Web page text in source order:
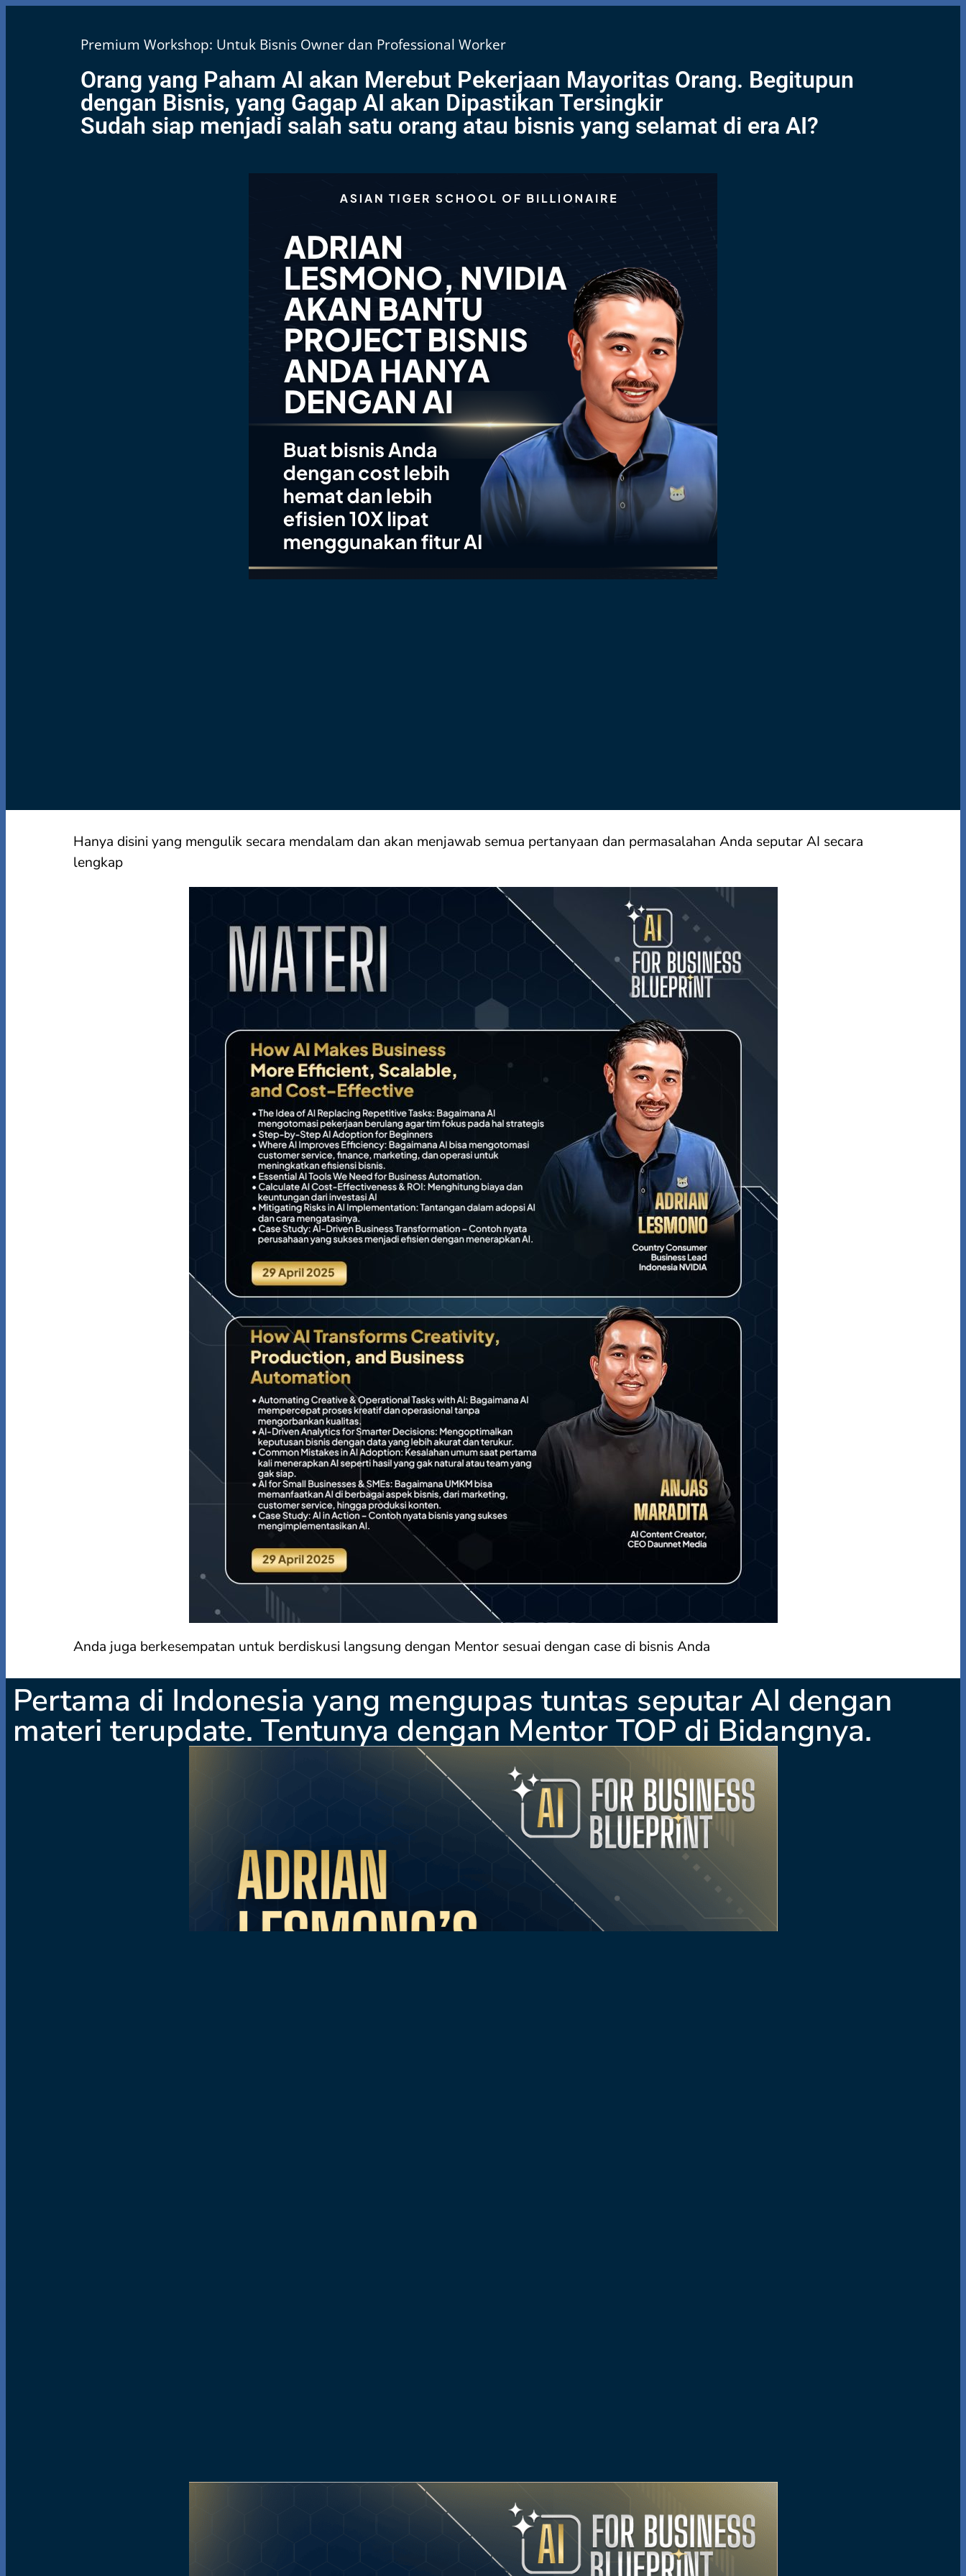
Premium Workshop: Untuk Bisnis Owner dan Professional Worker
Orang yang Paham AI akan Merebut Pekerjaan Mayoritas Orang. Begitupun
dengan Bisnis, yang Gagap AI akan Dipastikan Tersingkir
Sudah siap menjadi salah satu orang atau bisnis yang selamat di era AI?
Hanya disini yang mengulik secara mendalam dan akan menjawab semua pertanyaan dan permasalahan Anda seputar AI secara
lengkap
Anda juga berkesempatan untuk berdiskusi langsung dengan Mentor sesuai dengan case di bisnis Anda
Pertama di Indonesia yang mengupas tuntas seputar AI dengan
materi terupdate. Tentunya dengan Mentor TOP di Bidangnya.